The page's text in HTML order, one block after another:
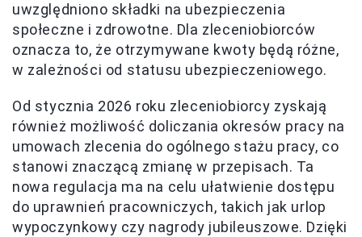
uwzględniono składki na ubezpieczenia
społeczne i zdrowotne. Dla zleceniobiorców
oznacza to, że otrzymywane kwoty będą różne,
w zależności od statusu ubezpieczeniowego.
Od stycznia 2026 roku zleceniobiorcy zyskają
również możliwość doliczania okresów pracy na
umowach zlecenia do ogólnego stażu pracy, co
stanowi znaczącą zmianę w przepisach. Ta
nowa regulacja ma na celu ułatwienie dostępu
do uprawnień pracowniczych, takich jak urlop
wypoczynkowy czy nagrody jubileuszowe. Dzięki